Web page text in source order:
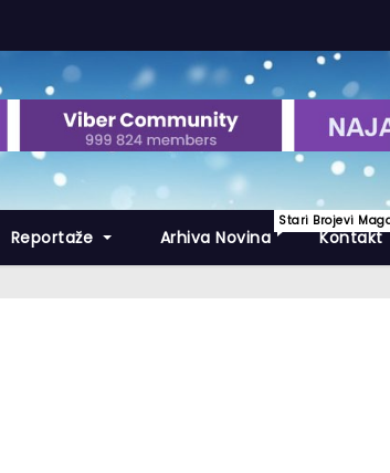
Reportaže Arhiva Novina
Stari Brojevi
Kontakt